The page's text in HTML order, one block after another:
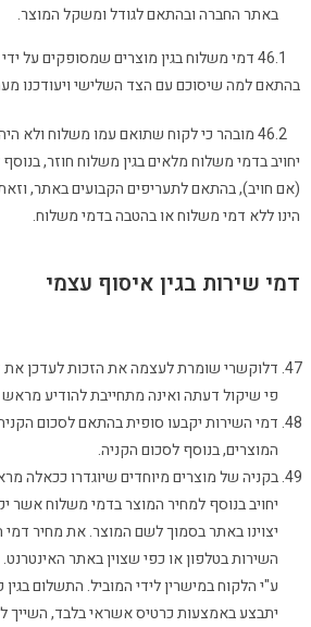
באתר החברה ובהתאם לגודל ומשקל המוצר.
46.1 דמי משלוח בגין מוצרים שמסופקים על
בהתאם למה שיסוכם עם הצד השלישי ויעודכנו
46.2 מובהר כי לקוח שתואם עמו משלוח ולא
יחויב בדמי משלוח מלאים בגין משלוח חוזר,
(אם חויב), בהתאם לתעריפים הקבועים באתר,
הינו ללא דמי משלוח או בהטבה בדמי משלוח.
דמי שירות בגין איסוף עצמי
דלוקשרי שומרת לעצמה את הזכות לעדכן
פי שיקול דעתה ואינה מתחייבת להודיע מראש
דמי השירות יקבעו סופית בהתאם לסכום
המוצרים, בנוסף לסכום הקניה.
בקניה של מוצרים מיוחדים שיוגדרו ככאלה
יחויב בנוסף למחיר המוצר בדמי משלוח אשר
יצוינו באתר בסמוך לשם המוצר. את מחיר דמי
השירות בטלפון או כפי שצוין באתר
ע"י הלקוח במישרין לידי המוביל. התשלום
יתבצע באמצעות כרטיס אשראי בלבד, השייך